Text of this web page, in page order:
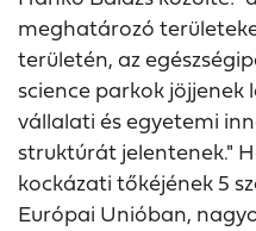
meghatározó
területén, az
science parkok jöjjenek
vállalati és egyetemi
struktúrát jelentenek."
kockázati tőkéjének 5
Európai Unióban,